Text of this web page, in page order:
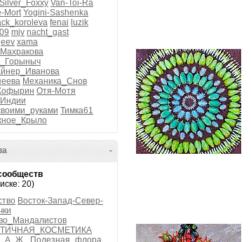
Silver_Foxxy Van-Toi-Ra
Mort Yogini-Sashenka
fenai luzik
mjv nacht_gast
xama
Механика_Снов
Отя-Мотя
Тимка61
-
20)
Восток-Запад-Север-
Полезная_флора